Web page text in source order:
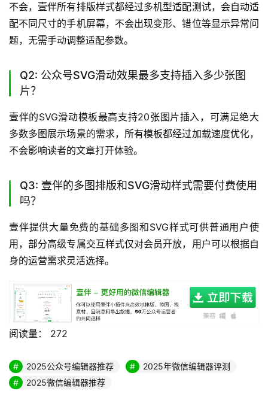
不会，壹伴所有排版样式都经过多机型适配测试，会自动适
配不同尺寸的手机屏幕，不会出现变形、错位等显示异常问
题，无需手动调整适配参数。
Q2: 公众号SVG滑动效果最多支持插入多少张图
片？
壹伴的SVG滑动模板最高支持20张图片插入，可满足绝大
多数多图展示场景的需求，所有模板都经过加载速度优化，
不会影响读者的文章打开体验。
Q3: 壹伴的多图排版和SVG滑动样式需要付费使用
吗？
壹伴提供大量免费的基础多图和SVG样式可供普通用户使
用，部分高级专属交互样式仅对会员开放，用户可以根据自
身的运营需求灵活选择。
阅读量： 272
2025公众号编辑器推荐
2025年微信编辑器评测
2025微信编辑器推荐